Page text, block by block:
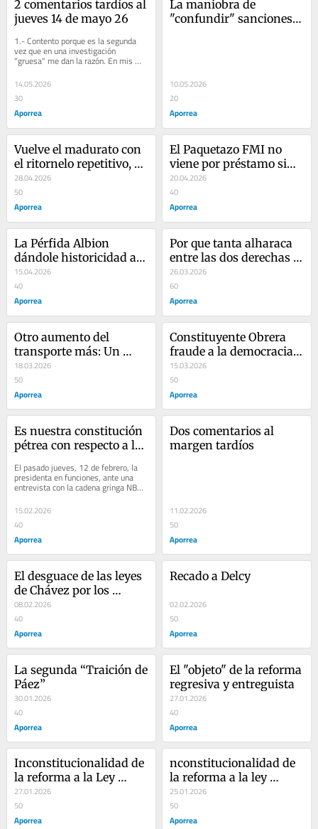
2 comentarios tardíos al
jueves 14 de mayo 26
1.- Contento porque es la segunda
vez que en una investigación
"gruesa" me dan la razón. En mis
investigaciones y estudios, en donde
soy...
14.05.2026
30
Aporrea
La maniobra de
"confundir" sanciones
10.05.2026
20
Aporrea
Vuelve el madurato con
el ritornelo repetitivo,
cansón y falso de las
sanciones para
justificar la traición y
encubrir su negligencia
28.04.2026
50
Aporrea
El Paquetazo FMI no
viene por préstamo sino
por deuda
20.04.2026
40
Aporrea
La Pérfida Albion
dándole historicidad a
los Rodríguez
15.04.2026
40
Aporrea
Por que tanta alharaca
entre las dos derechas el
maricorinato y el
madurato con el
nombramiento del
Fiscal General de la
Republica
26.03.2026
60
Aporrea
Otro aumento del
transporte más: Un
gobierno irresponsable
e indolente con el
pueblo
18.03.2026
50
Aporrea
Constituyente Obrera
fraude a la democracia
sindical
15.03.2026
50
Aporrea
Es nuestra constitución
pétrea con respecto a las
El pasado jueves, 12 de febrero, la
presidenta en funciones, ante una
entrevista con la cadena gringa NBC,
“lanzó el anzuelo”, para ver a
cuantos...
15.02.2026
40
Aporrea
Dos comentarios al
margen tardíos
11.02.2026
50
Aporrea
El desguace de las leyes
de Chávez por los
imperialistas a través de
los Rodriguez
08.02.2026
40
Aporrea
Recado a Delcy
02.02.2026
50
Aporrea
La segunda “Traición de
Páez”
30.01.2026
40
Aporrea
El "objeto" de la reforma
regresiva y entreguista
27.01.2026
40
Aporrea
Inconstitucionalidad de
la reforma a la Ley
Orgánica Constitucional
de Hidrocarburos II
27.01.2026
50
Aporrea
nconstitucionalidad de
la reforma a la ley
orgánica constitucional
de hidrocarburos
25.01.2026
50
Aporrea